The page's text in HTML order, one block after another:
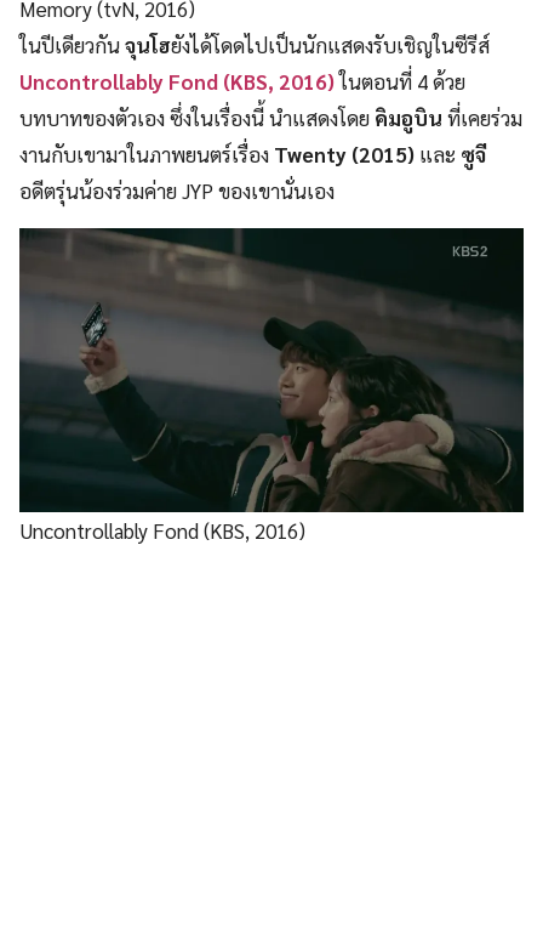
Memory (tvN, 2016)
ในปีเดียวกันจุนโฮยังได้โดดไปเป็นนักแสดงรับเชิญในซีรีส์
Uncontrollably Fond (KBS, 2016)ในตอนที่ 4 ด้วย
บทบาทของตัวเอง ซึ่งในเรื่องนี้ นำแสดงโดย คิมอูบิน ที่เคยร่วม
งานกับเขามาในภาพยนตร์เรื่อง Twenty (2015) และ ซูจี
อดีตรุ่นน้องร่วมค่าย JYP ของเขานั่นเอง
Uncontrollably Fond (KBS, 2016)